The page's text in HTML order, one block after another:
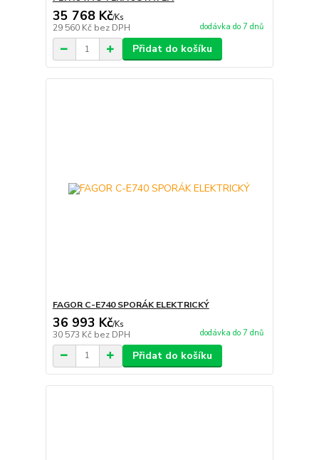
35 768 Kč/Ks
29 560 Kč bez DPH dodávka do 7 dnů
Přidat do košíku
FAGOR C-E740 SPORÁK ELEKTRICKÝ
36 993 Kč/Ks
30 573 Kč bez DPH dodávka do 7 dnů
Přidat do košíku